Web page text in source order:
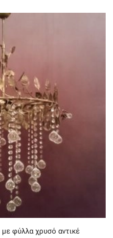
φύλλα χρυσό αντικέ